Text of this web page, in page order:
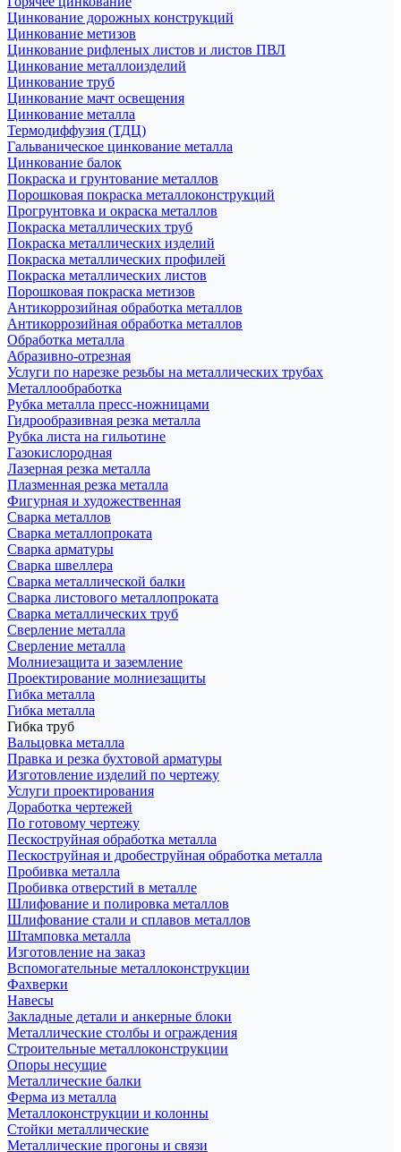
Цинкование дорожных конструкций
Цинкование метизов
Цинкование рифленых листов и листов ПВЛ
Цинкование металлоизделий
Цинкование труб
Цинкование мачт освещения
Цинкование металла
Термодиффузия (ТДЦ)
Гальваническое цинкование металла
Цинкование балок
Покраска и грунтование металлов
Порошковая покраска металлоконструкций
Прогрунтовка и окраска металлов
Покраска металлических труб
Покраска металлических изделий
Покраска металлических профилей
Покраска металлических листов
Порошковая покраска метизов
Антикоррозийная обработка металлов
Антикоррозийная обработка металлов
Обработка металла
Абразивно-отрезная
Услуги по нарезке резьбы на металлических трубах
Металлообработка
Рубка металла пресс-ножницами
Гидрообразивная резка металла
Рубка листа на гильотине
Газокислородная
Лазерная резка металла
Плазменная резка металла
Фигурная и художественная
Сварка металлов
Сварка металлопроката
Сварка арматуры
Сварка швеллера
Сварка металлической балки
Сварка листового металлопроката
Сварка металлических труб
Сверление металла
Сверление металла
Молниезащита и заземление
Проектирование молниезащиты
Гибка металла
Гибка металла
Гибка труб
Вальцовка металла
Правка и резка бухтовой арматуры
Изготовление изделий по чертежу
Услуги проектирования
Доработка чертежей
По готовому чертежу
Пескоструйная обработка металла
Пескоструйная и дробеструйная обработка металла
Пробивка металла
Пробивка отверстий в металле
Шлифование и полировка металлов
Шлифование стали и сплавов металлов
Штамповка металла
Изготовление на заказ
Вспомогательные металлоконструкции
Фахверки
Навесы
Закладные детали и анкерные блоки
Металлические столбы и ограждения
Строительные металлоконструкции
Опоры несущие
Металлические балки
Ферма из металла
Металлоконструкции и колонны
Стойки металлические
Металлические прогоны и связи